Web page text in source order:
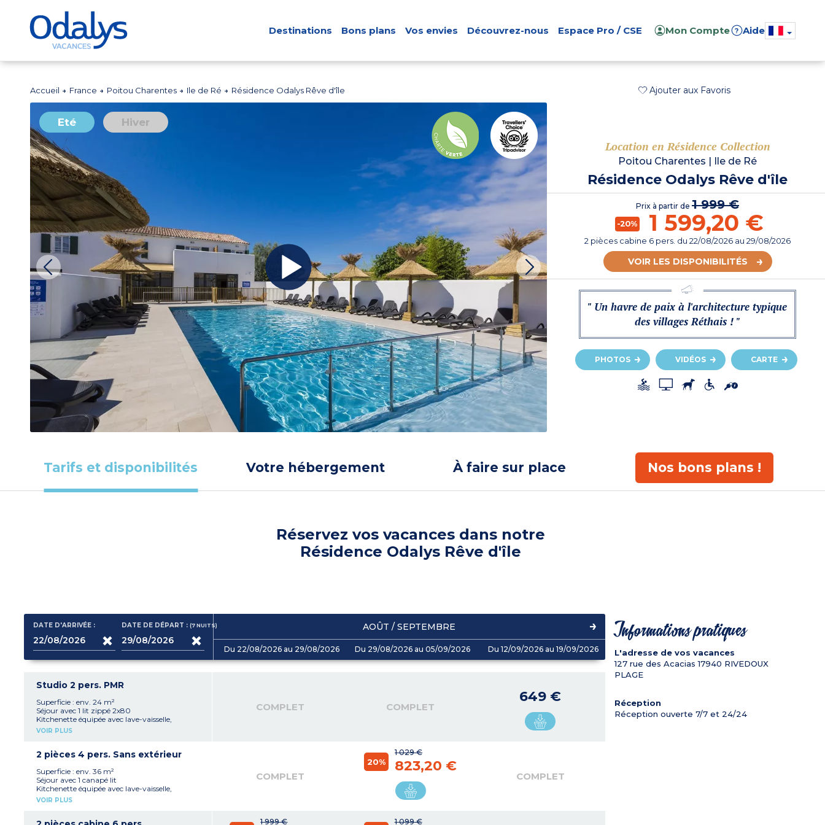
Destinations Bons plans Vos envies Découvrez-nous Espace Pro / CSE Mon Compte ? Aide
Accueil France Poitou Charentes Ile de Ré Résidence Odalys Rêve d'île Ajouter aux Favoris
Eté Hiver
Location en Résidence Collection
Poitou Charentes Ile de Ré
Résidence Odalys Rêve d'île
Prix à partir de 1 999 €
-20% 1 599,20 €
2 pièces cabine 6 pers. du 22/08/2026 au 29/08/2026
VOIR LES DISPONIBILITÉS
" Un havre de paix à l'architecture typique
des villages Réthais ! "
PHOTOS VIDÉOS CARTE
Tarifs et disponibilités Votre hébergement À faire sur place Nos bons plans !
Réservez vos vacances dans notre
Résidence Odalys Rêve d'île
DATE D'ARRIVÉE : DATE DE DÉPART :(7NUITS) AOÛT / SEPTEMBRE
Du 22/08/2026 au 29/08/2026 Du 29/08/2026 au 05/09/2026 Du 12/09/2026 au 19/09/2026
Studio 2 pers. PMR
Superficie : env. 24 m²
Séjour avec 1 lit zippé 2x80
Kitchenette équipée avec lave-vaisselle,
ménagère complète, plaques de cuissons,
cafetière à capsules et grille-pain
Salle de bain avec douche et WC (avec sèche-
cheveux)
Capacité maximale d'accueil : 2 personnes
bébé inclus
À noter:
- Les torchons, les condiments et les produits
VOIR PLUS
COMPLET COMPLET
649 €
2 pièces 4 pers. Sans extérieur
Superficie : env. 36 m²
Séjour avec 1 canapé lit
Kitchenette équipée avec lave-vaisselle,
ménagère complète, plaques de cuissons,
cafetière à capsules et grille-pain
VOIR PLUS
COMPLET
1 029 €
20% 823,20 €
COMPLET
1 999 € 1 099 €
Informations pratiques
L'adresse de vos vacances
127 rue des Acacias 17940 RIVEDOUX
PLAGE
Réception
Réception ouverte 7/7 et 24/24